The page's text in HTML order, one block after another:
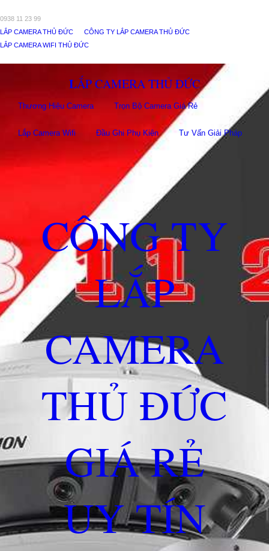
0938 11 23 99
LẮP CAMERA THỦ ĐỨC
CÔNG TY LẮP CAMERA THỦ ĐỨC
LẮP CAMERA WIFI THỦ ĐỨC
LẮP CAMERA THỦ ĐỨC
Thương Hiệu Camera Trọn Bộ Camera Giá Rẻ
Lắp Camera Wifi Đầu Ghi Phụ Kiên Tư Vấn Giải Pháp
CÔNG TY
LẮP
CAMERA
THỦ ĐỨC
GIÁ RẺ
UY TÍN